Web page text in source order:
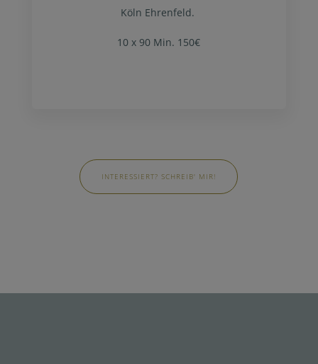
Köln Ehrenfeld.
10 x 90 Min. 150€
INTERESSIERT? SCHREIB' MIR!